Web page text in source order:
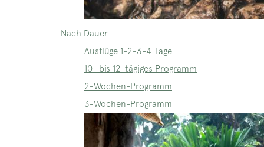
Nach Dauer
Ausflüge 1-2-3-4 Tage
10- bis 12-tägiges Programm
2-Wochen-Programm
3-Wochen-Programm